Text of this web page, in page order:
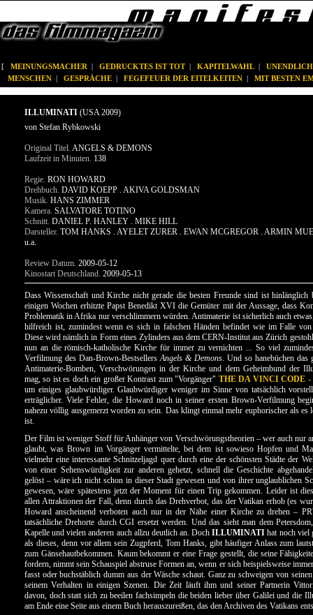
[ MEINUNGSMACHER | GEDRUCKTES IST TOT| KAPITELWAHL |
MENSCHEN | GESPRÄCHE | FEGEFEUER DER EITELKEITEN | MIT BESTEN
ILLUMINATI (USA 2009)
von Stefan Rybkowski
Original Titel. ANGELS & DEMONS
Laufzeit in Minuten. 138
Regie. RON HOWARD
Drehbuch. DAVID KOEPP . AKIVA GOLDSMAN
Musik. HANS ZIMMER
Kamera. SALVATORE TOTINO
Schnitt. DANIEL P. HANLEY . MIKE HILL
Darsteller. TOM HANKS . AYELET ZURER . EWAN MCGREGOR . ARMIN
u.a.
Review Datum. 2009-05-12
Kinostart Deutschland. 2009-05-13
Dass Wissenschaft und Kirche nicht gerade die besten Freunde sind ist hinlänglich
einigen Wochen erhitzte Papst Benedikt XVI die Gemüter mit der Aussage, dass
Problematik in Afrika nur verschlimmern würden. Antimaterie ist sicherlich auch
hilfreich ist, zumindest wenn es sich in falschen Händen befindet wie im Falle
Diese wird nämlich in Form eines Zylinders aus dem CERN-Institut aus Zürich
nun an die römisch-katholische Kirche für immer zu vernichten ... So viel
Verfilmung des Dan-Brown-BestsellersAngels & Demons. Und so hanebüchen das
Antimaterie-Bomben, Verschwörungen in der Kirche und dem Geheimbund der
mag, so ist es doch ein großer Kontrast zum "Vorgänger" THE DA VINCI CODE
um einiges glaubwürdiger. Glaubwürdiger weniger im Sinne von tatsächlich
erträglicher. Viele Fehler, die Howard noch in seiner ersten Brown-Verfilmung
nahezu völlig ausgemerzt worden zu sein. Das klingt einmal mehr euphorischer als es
ist.
Der Film ist weniger Stoff für Anhänger von Verschwörungstheorien – wer auch nur
glaubt, was Brown im Vorgänger vermittelte, bei dem ist sowieso Hopfen und
vielmehr eine interessante Schnitzeljagd quer durch eine der schönsten Städte der
von einer Sehenswürdigkeit zur anderen gehetzt, schnell die Geschichte
gelöst – wäre ich nicht schon in dieser Stadt gewesen und von ihrer unglaublichen
gewesen, wäre spätestens jetzt der Moment für einen Trip gekommen. Leider ist
allen Attraktionen der Fall, denn durch das Drehverbot, das der Vatikan erhob (es
Howard anscheinend verboten auch nur in der Nähe einer Kirche zu drehen –
tatsächliche Drehorte durch CGI ersetzt werden. Und das sieht man dem
Kapelle und vielen anderen auch allzu deutlich an. DochILLUMINATI hat noch viel
als dieses, denn vor allem sein Zugpferd, Tom Hanks, gibt häufiger Anlass zum
zum Gänsehautbekommen. Kaum bekommt er eine Frage gestellt, die seine
fordern, nimmt sein Schauspiel abstruse Formen an, wenn er sich beispielsweise
fasst oder buchstäblich dumm aus der Wäsche schaut. Ganz zu schweigen von
seinem Verhalten in einigen Szenen. Die Zeit läuft ihm und seiner Partnerin
davon, doch statt sich zu beeilen fachsimpeln die beiden lieber über Galilei und die
am Ende eine Seite aus einem Buch herauszureißen, das den Archiven des Vatikans